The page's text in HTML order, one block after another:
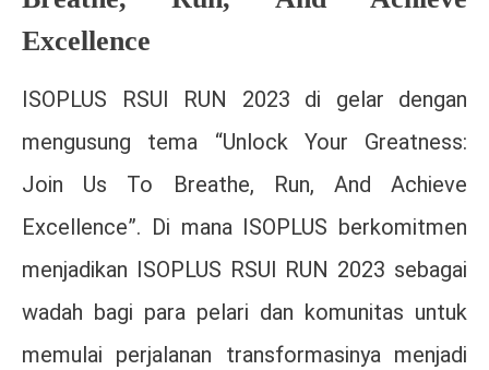
Excellence
ISOPLUS RSUI RUN 2023 di gelar dengan
mengusung tema “Unlock Your Greatness:
Join Us To Breathe, Run, And Achieve
Excellence”. Di mana ISOPLUS berkomitmen
menjadikan ISOPLUS RSUI RUN 2023 sebagai
wadah bagi para pelari dan komunitas untuk
memulai perjalanan transformasinya menjadi